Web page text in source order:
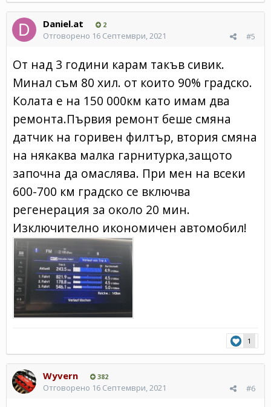
Daniel.at 2
#5
Отговорено 16 Септември, 2021
От над 3 години карам такъв сивик.
Минал съм 80 хил. от които 90% градско.
Колата е на 150 000км като имам два
ремонта.Първия ремонт беше смяна
датчик на горивен филтър, втория смяна
на някаква малка гарнитурка,защото
започна да омаслява. При мен на всеки
600-700 км градско се включва
регенерация за около 20 мин.
Изключително икономичен автомобил!
1
Wyvern 382
#6
Отговорено 16 Септември, 2021